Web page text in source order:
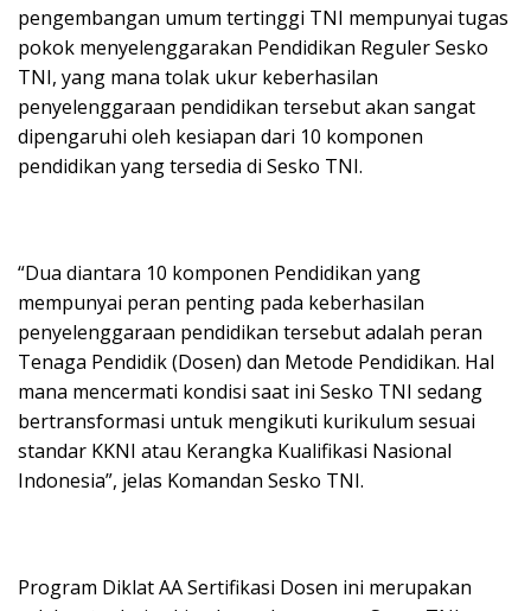
pengembangan umum tertinggi TNI mempunyai tugas
pokok menyelenggarakan Pendidikan Reguler Sesko
TNI, yang mana tolak ukur keberhasilan
penyelenggaraan pendidikan tersebut akan sangat
dipengaruhi oleh kesiapan dari 10 komponen
pendidikan yang tersedia di Sesko TNI.
“Dua diantara 10 komponen Pendidikan yang
mempunyai peran penting pada keberhasilan
penyelenggaraan pendidikan tersebut adalah peran
Tenaga Pendidik (Dosen) dan Metode Pendidikan. Hal
mana mencermati kondisi saat ini Sesko TNI sedang
bertransformasi untuk mengikuti kurikulum sesuai
standar KKNI atau Kerangka Kualifikasi Nasional
Indonesia”, jelas Komandan Sesko TNI.
Program Diklat AA Sertifikasi Dosen ini merupakan